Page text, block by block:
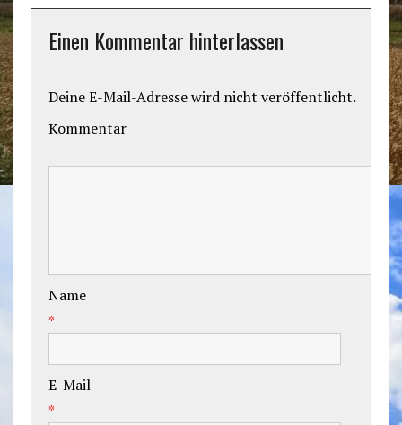
Einen Kommentar hinterlassen
Deine E-Mail-Adresse wird nicht veröffentlicht.
Kommentar
Name
*
E-Mail
*